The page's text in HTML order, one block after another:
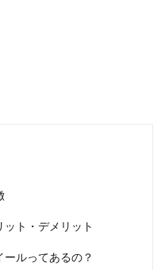
も存在感は変わらな
ト・デメリット
ルってあるの？